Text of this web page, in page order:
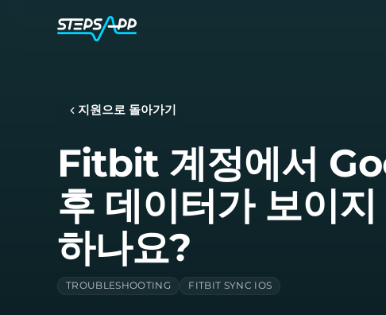
지원으로 돌아가기
Fitbit 계정에서
후 데이터가 보이
하나요?
TROUBLESHOOTING FITBIT SYNC IOS